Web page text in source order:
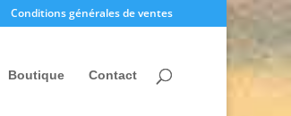
Conditions générales de ventes
Boutique Contact